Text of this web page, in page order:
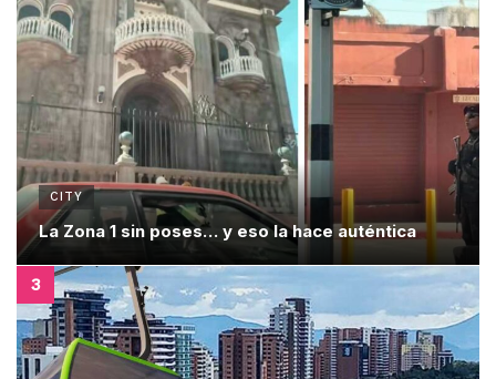
CITY
La Zona 1 sin poses… y eso la hace auténtica